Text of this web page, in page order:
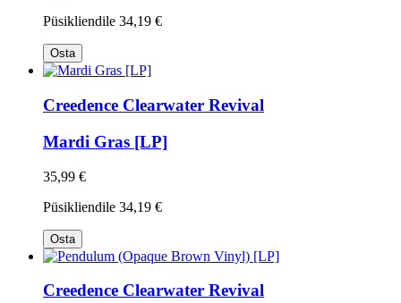
Püsikliendile 34,19 €
Osta
Creedence Clearwater Revival
Mardi Gras [LP]
35,99 €
Püsikliendile 34,19 €
Osta
Creedence Clearwater Revival